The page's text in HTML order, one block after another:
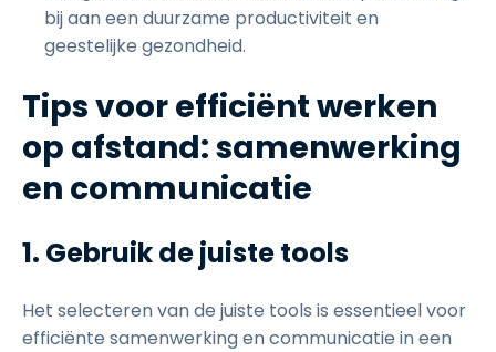
bij aan een duurzame productiviteit en
geestelijke gezondheid.
Tips voor efficiënt werken
op afstand: samenwerking
en communicatie
1. Gebruik de juiste tools
Het selecteren van de juiste tools is essentieel voor
efficiënte samenwerking en communicatie in een